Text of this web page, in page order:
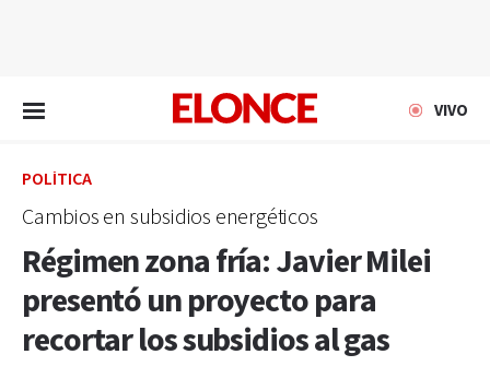
VIVO
POLÍTICA
Cambios en subsidios energéticos
Régimen zona fría: Javier Milei
presentó un proyecto para
recortar los subsidios al gas